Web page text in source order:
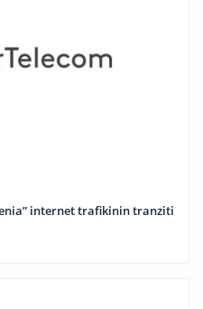
internet trafikinin tranziti